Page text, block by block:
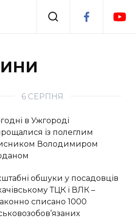
6 СЕРПНЯ
в Ужгороді
із полеглим
Володимиром
обшуки у посадовців
ТЦК і ВЛК –
списано 1000